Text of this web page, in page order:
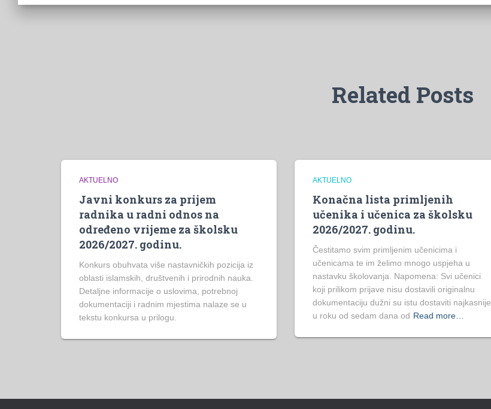
Related Posts
AKTUELNO
Javni konkurs za prijem
radnika u radni odnos na
određeno vrijeme za školsku
2026/2027. godinu.
Konkurs obuhvata više nastavničkih pozicija iz
oblasti islamskih, društvenih i prirodnih nauka.
Detaljne informacije o uslovima, potrebnoj
dokumentaciji i radnim mjestima nalaze se u
tekstu konkursa u prilogu.
AKTUELNO
Konačna lista primljenih
učenika i učenica za školsku
2026/2027. godinu.
Čestitamo svim primljenim učenicima i
učenicama te im želimo mnogo uspjeha u
nastavku školovanja. Napomena: Svi učenici
koji prilikom prijave nisu dostavili originalnu
dokumentaciju dužni su istu dostaviti najkasnije
u roku od sedam dana od Read more…